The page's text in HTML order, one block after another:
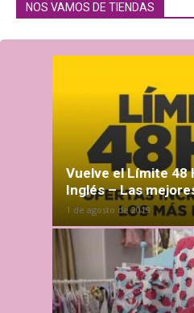
NOS VAMOS DE TIENDAS
Vuelve el Límite 48
Inglés – Las
1 de agosto de 2019